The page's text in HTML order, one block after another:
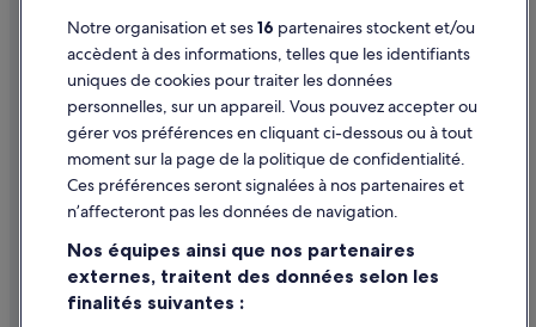
Mentions légales / Nous contacter
Directives de contenu et signalement de contenus
Aide
Assistance
Modifier ou annuler votre réservation
Réserver un vol en utilisant un crédit de la compagnie aérienne
Documents de voyage internationaux
Notre organisation et ses16 partenaires stockent et/ou
accèdent à des informations, telles que les identifiants
uniques de cookies pour traiter les données
personnelles, sur un appareil. Vous pouvez accepter ou
gérer vos préférences en cliquant ci-dessous ou à tout
moment sur la page de la politique de confidentialité.
Ces préférences seront signalées à nos partenaires et
n’affecteront pas les données de navigation.
Nos équipes ainsi que nos partenaires
externes, traitent des données selon les
finalités suivantes :